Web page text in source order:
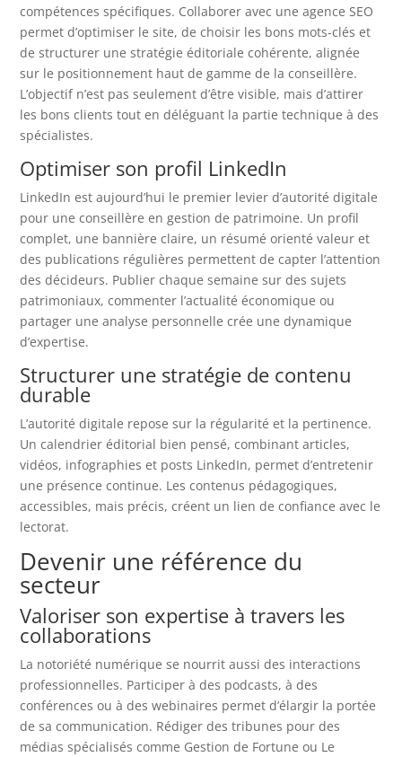
compétences spécifiques. Collaborer avec une agence SEO
permet d’optimiser le site, de choisir les bons mots-clés et
de structurer une stratégie éditoriale cohérente, alignée
sur le positionnement haut de gamme de la conseillère.
L’objectif n’est pas seulement d’être visible, mais d’attirer
les bons clients tout en déléguant la partie technique à des
spécialistes.
Optimiser son profil LinkedIn
LinkedIn est aujourd’hui le premier levier d’autorité digitale
pour une conseillère en gestion de patrimoine. Un profil
complet, une bannière claire, un résumé orienté valeur et
des publications régulières permettent de capter l’attention
des décideurs. Publier chaque semaine sur des sujets
patrimoniaux, commenter l’actualité économique ou
partager une analyse personnelle crée une dynamique
d’expertise.
Structurer une stratégie de contenu
durable
L’autorité digitale repose sur la régularité et la pertinence.
Un calendrier éditorial bien pensé, combinant articles,
vidéos, infographies et posts LinkedIn, permet d’entretenir
une présence continue. Les contenus pédagogiques,
accessibles, mais précis, créent un lien de confiance avec le
lectorat.
Devenir une référence du
secteur
Valoriser son expertise à travers les
collaborations
La notoriété numérique se nourrit aussi des interactions
professionnelles. Participer à des podcasts, à des
conférences ou à des webinaires permet d’élargir la portée
de sa communication. Rédiger des tribunes pour des
médias spécialisés comme Gestion de Fortune ou Le